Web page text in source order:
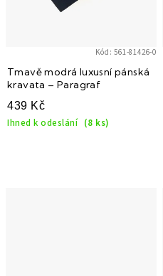
Tmavě modrá luxusní pánská
kravata – Paragraf
439 Kč
Ihned k odeslání (8 ks)
Kód:561-81426-0